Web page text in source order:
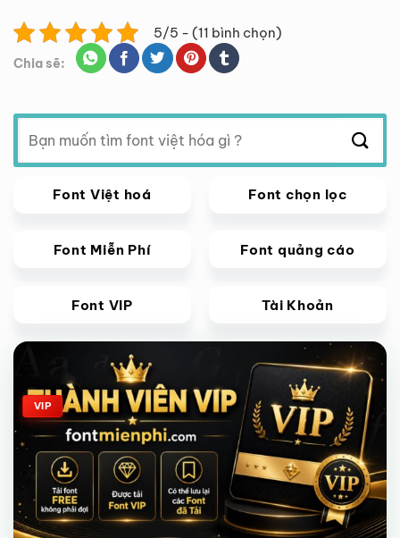
5/5 - (11 bình chọn)
Chia sẽ:
Tìm
kiếm:
Font Việt hoá Font chọn lọc
Font Miễn Phí Font quảng cáo
Font VIP Tài Khoản
Giảm giá!
VIP